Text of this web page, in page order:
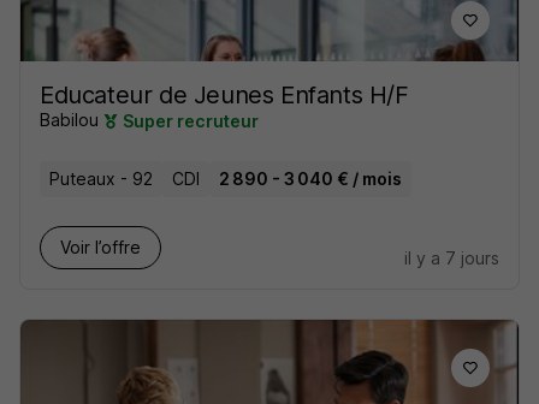
Educateur de Jeunes Enfants H/F
Babilou Super recruteur
Puteaux - 92 CDI 2 890 - 3 040 € / mois
Voir l’offre
il y a 7 jours